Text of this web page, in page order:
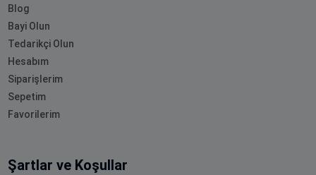
Blog
Bayi Olun
Tedarikçi Olun
Hesabım
Siparişlerim
Sepetim
Favorilerim
Şartlar ve Koşullar